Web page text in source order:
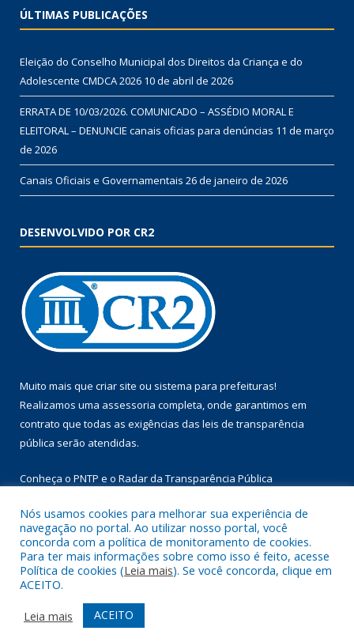
ÚLTIMAS PUBLICAÇÕES
Eleição do Conselho Municipal dos Direitos da Criança e do
Adolescente CMDCA 2026 10 de abril de 2026
ERRATA DE 10/03/2026. COMUNICADO – ASSÉDIO MORAL E
ELEITORAL – DENUNCIE canais oficias para denúncias 11 de março
de 2026
Canais Oficiais e Governamentais 26 de janeiro de 2026
DESENVOLVIDO POR CR2
Muito mais que criar site ou sistema para prefeituras!
Realizamos uma assessoria completa, onde garantimos em
contrato que todas as exigências das leis de transparência
pública serão atendidas.
Conheça o PNTP e o Radar da Transparência Pública
Todos os direitos reservados a Prefeitura Municipal de Floresta
do Araguaia.
Mapa do Site
Acessar Área Administrativa
Acessar Webmail
Nós usamos cookies para melhorar sua experiência de
navegação no portal. Ao utilizar nosso portal, você
concorda com a política de monitoramento de cookies.
Para ter mais informações sobre como isso é feito, acesse
Política de cookies (Leia mais). Se você concorda, clique em
ACEITO.
Leia mais
ACEITO